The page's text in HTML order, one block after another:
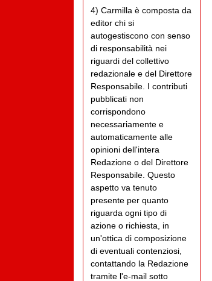
4) Carmilla è composta da
editor chi si
autogestiscono con senso
di responsabilità nei
riguardi del collettivo
redazionale e del Direttore
Responsabile. I contributi
pubblicati non
corrispondono
necessariamente e
automaticamente alle
opinioni dell'intera
Redazione o del Direttore
Responsabile. Questo
aspetto va tenuto
presente per quanto
riguarda ogni tipo di
azione o richiesta, in
un'ottica di composizione
di eventuali contenziosi,
contattando la Redazione
tramite l'e-mail sotto